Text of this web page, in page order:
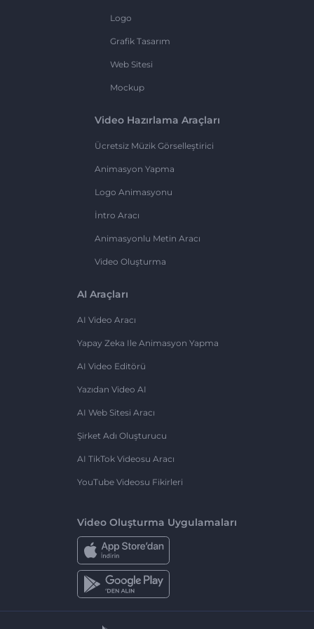
Logo
Grafik Tasarım
Web Sitesi
Mockup
Video Hazırlama Araçları
Ücretsiz Müzik Görselleştirici
Animasyon Yapma
Logo Animasyonu
İntro Aracı
Animasyonlu Metin Aracı
Video Oluşturma
AI Araçları
AI Video Aracı
Yapay Zeka Ile Animasyon Yapma
AI Video Editörü
Yazıdan Video AI
AI Web Sitesi Aracı
Şirket Adı Oluşturucu
AI TikTok Videosu Aracı
YouTube Videosu Fikirleri
Video Oluşturma Uygulamaları